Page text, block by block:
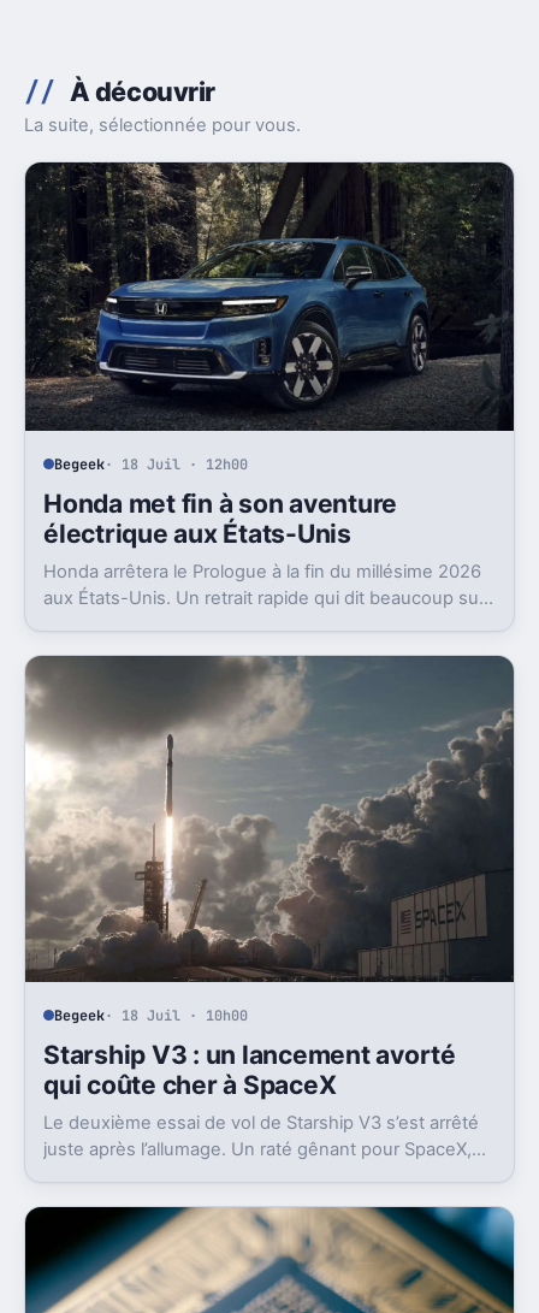
À découvrir
La suite, sélectionnée pour vous.
Begeek· 18 Juil · 12h00
Honda met fin à son aventure
électrique aux États-Unis
Honda arrêtera le Prologue à la fin du millésime 2026
aux États-Unis. Un retrait rapide qui dit beaucoup sur
Begeek· 18 Juil · 10h00
Starship V3 : un lancement avorté
qui coûte cher à SpaceX
Le deuxième essai de vol de Starship V3 s’est arrêté
juste après l’allumage. Un raté gênant pour SpaceX,